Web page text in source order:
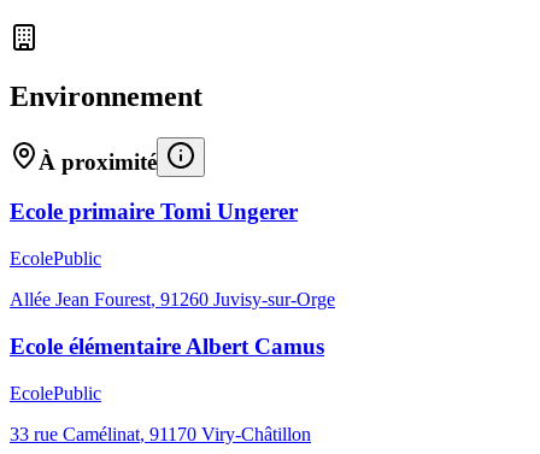
Environnement
À proximité
Ecole primaire Tomi Ungerer
EcolePublic
Allée Jean Fourest, 91260 Juvisy-sur-Orge
Ecole élémentaire Albert Camus
EcolePublic
33 rue Camélinat, 91170 Viry-Châtillon